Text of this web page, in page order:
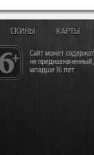
Сайт может
не
младше 16 лет
СКИНЫ КАРТЫ